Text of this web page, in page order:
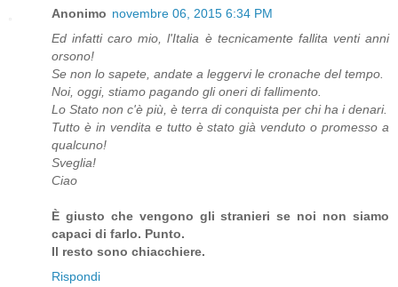
Anonimo novembre 06, 2015 6:34 PM
Ed infatti caro mio, l'Italia è tecnicamente fallita venti anni
orsono!
Se non lo sapete, andate a leggervi le cronache del tempo.
Noi, oggi, stiamo pagando gli oneri di fallimento.
Lo Stato non c'è più, è terra di conquista per chi ha i denari.
Tutto è in vendita e tutto è stato già venduto o promesso a
qualcuno!
Sveglia!
Ciao
È giusto che vengono gli stranieri se noi non siamo
capaci di farlo. Punto.
Il resto sono chiacchiere.
Rispondi